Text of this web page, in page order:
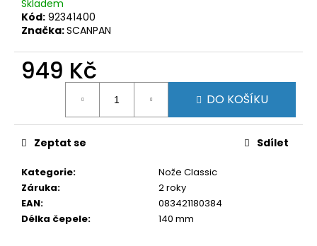
Skladem
Kód: 92341400
Značka:SCANPAN
949 Kč
DO KOŠÍKU
Kategorie:
Nože Classic
Záruka:
2 roky
EAN:
083421180384
Délka čepele: 140 mm
Zeptat se Sdílet
u
č
u
j
m